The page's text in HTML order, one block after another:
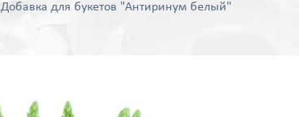
Добавка для букетов "Антиринум белый"